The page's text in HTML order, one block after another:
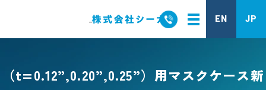
EN JP
（t=0.12”,0.20”,0.25”）用マスクケース新